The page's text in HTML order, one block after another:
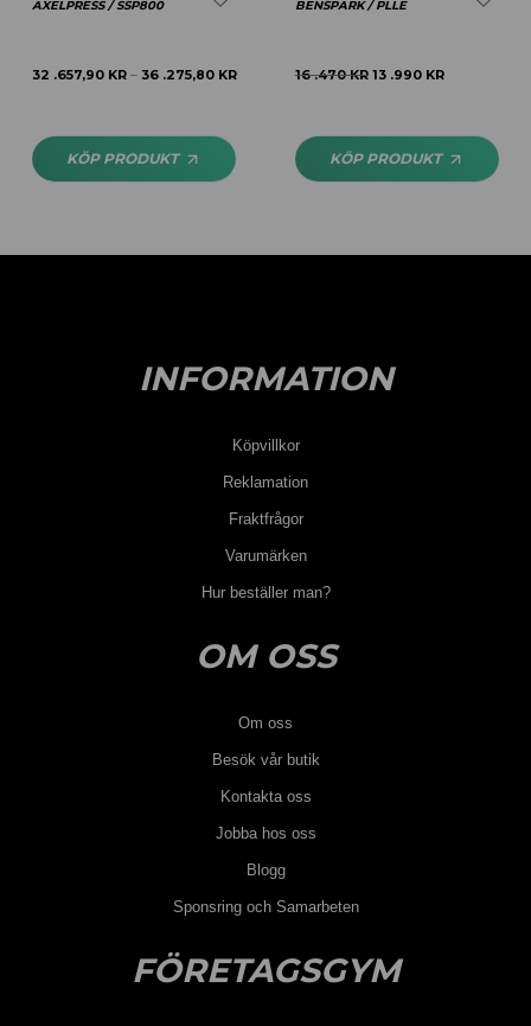
AXELPRESS / SSP800
32 .657,90 KR – 36 .275,80 KR
KÖP PRODUKT
BENSPARK / PLLE
16 .470KR 13 .990 KR
KÖP PRODUKT
INFORMATION
Köpvillkor
Reklamation
Fraktfrågor
Varumärken
Hur beställer man?
OM OSS
Om oss
Besök vår butik
Kontakta oss
Jobba hos oss
Blogg
Sponsring och Samarbeten
FÖRETAGSGYM